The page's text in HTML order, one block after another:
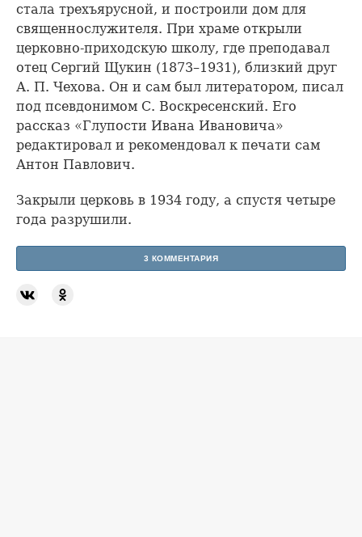
стала трехъярусной, и построили дом для
священнослужителя. При храме открыли
церковно-приходскую школу, где преподавал
отец Сергий Щукин (1873–1931), близкий друг
А. П. Чехова. Он и сам был литератором, писал
под псевдонимом С. Воскресенский. Его
рассказ «Глупости Ивана Ивановича»
редактировал и рекомендовал к печати сам
Антон Павлович.
Закрыли церковь в 1934 году, а спустя четыре
года разрушили.
3 КОММЕНТАРИЯ